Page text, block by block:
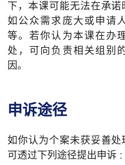
下，本课可能无法在承诺
如公众需求庞大或申请
等。若你认为本课在办
处，可向负责相关组别
因。
申诉途径
如你认为个案未获妥善
可透过下列途径提出申诉 :